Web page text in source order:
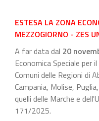
ESTESA LA ZONA
MEZZOGIORNO - ZES
A far data dal 20
Economica Speciale per
Comuni delle Regioni di
Campania, Molise,
quelli delle Marche e
171/2025.